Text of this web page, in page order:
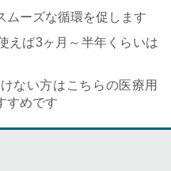
ムーズな循環を促します
えば3ヶ月～半年くらいは
ない方はこちらの医療用
すめです